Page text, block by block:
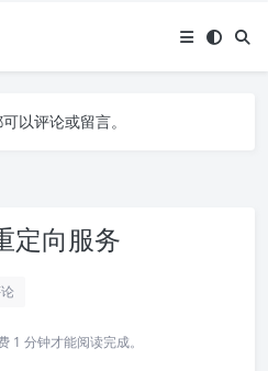
以评论或留言。
以评论或留言。
定向服务
1 分钟才能阅读完成。